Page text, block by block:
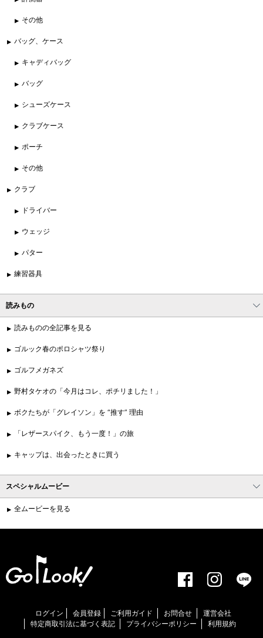
その他
バッグ、ケース
キャディバッグ
バッグ
シューズケース
クラブケース
ポーチ
その他
クラブ
ドライバー
ウェッジ
パター
練習器具
読みもの
読みものの全記事を見る
ゴルック春のポロシャツ祭り
ゴルフメガネズ
野村タケオの「今月はコレ、ポチリました！」
ボクたちが「グレイソン」を “推す” 理由
「レザースパイク、もう一度！」の旅
キャップは、出会ったときに買う
スペシャルムービー
全ムービーを見る
ログイン 会員登録 ご利用ガイド お問合せ
運営会社
特定商取引法に基づく表記
プライバシーポリシー 利用規約